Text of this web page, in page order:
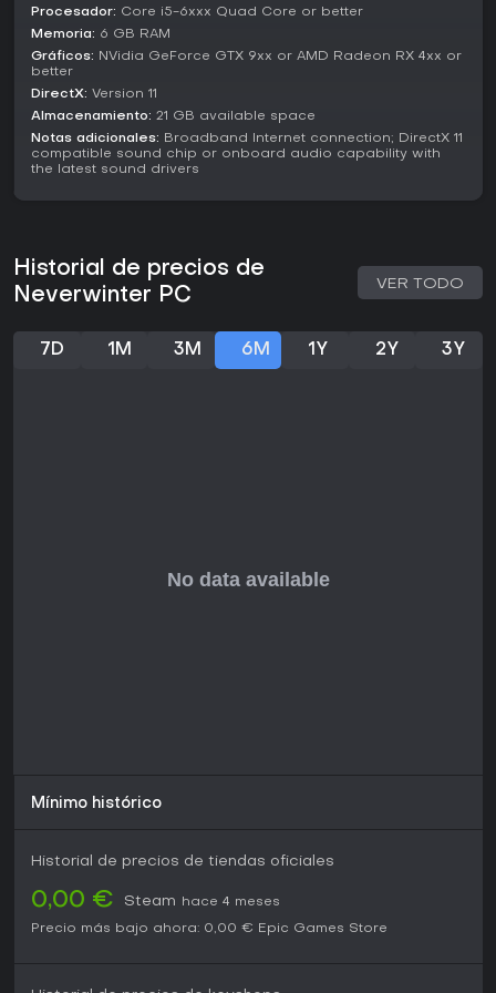
2026, que garantizan soporte continuo. Es ideal para fans
impulsado por la comunidad, aunque llegar al end-game
requiere tiempo considerable para nuevos o veteranos que
regresan.
Procesador: Core i5-6xxx Quad Core or better
Memoria: 6 GB RAM
Gráficos: NVidia GeForce GTX 9xx or AMD Radeon RX 4xx or
better
DirectX: Version 11
Almacenamiento: 21 GB available space
Notas adicionales: Broadband Internet connection; DirectX 11
compatible sound chip or onboard audio capability with
the latest sound drivers
Historial de precios de
Neverwinter PC
VER TODO
7D 1M 3M 6M 1Y 2Y 3Y
Mínimo histórico
Historial de precios de tiendas oficiales
0,00 € Steam
hace 4 meses
Precio más bajo ahora: 0,00 € Epic Games Store